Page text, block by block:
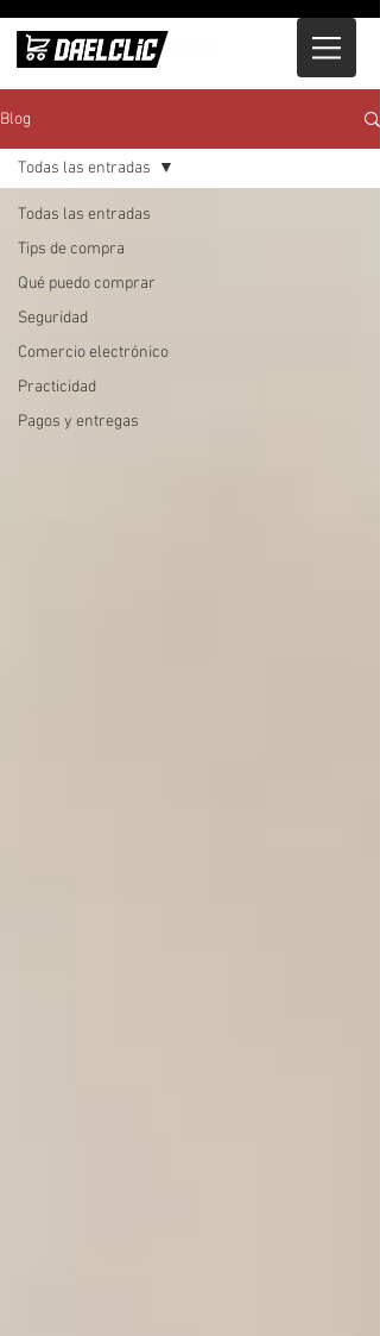
Blog
Todas las entradas
Tips de compra
Qué puedo comprar
Seguridad
Comercio electrónico
Practicidad
Pagos y entregas
Todas las entradas